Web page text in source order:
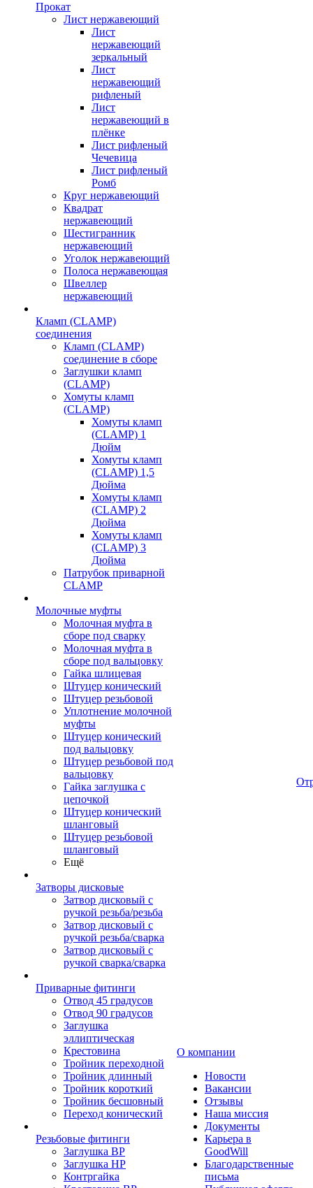
Прокат
Лист нержавеющий
Лист
нержавеющий
зеркальный
Лист
нержавеющий
рифленый
Лист
нержавеющий в
плёнке
Лист рифленый
Чечевица
Лист рифленый
Ромб
Круг нержавеющий
Квадрат
нержавеющий
Шестигранник
нержавеющий
Уголок нержавеющий
Полоса нержавеющая
Швеллер
нержавеющий
Кламп (CLAMP)
соединения
Кламп (CLAMP)
соединение в сборе
Заглушки кламп
(CLAMP)
Хомуты кламп
(CLAMP)
Хомуты кламп
(CLAMP) 1
Дюйм
Хомуты кламп
(CLAMP) 1,5
Дюйма
Хомуты кламп
(CLAMP) 2
Дюйма
Хомуты кламп
(CLAMP) 3
Дюйма
Патрубок приварной
CLAMP
Молочные муфты
Молочная муфта в
сборе под сварку
Молочная муфта в
сборе под вальцовку
Гайка шлицевая
Штуцер конический
Штуцер резьбовой
Уплотнение молочной
муфты
Штуцер конический
под вальцовку
Штуцер резьбовой под
вальцовку
Гайка заглушка с
цепочкой
Штуцер конический
шланговый
Штуцер резьбовой
шланговый
Ещё
Затворы дисковые
Затвор дисковый с
ручкой резьба/резьба
Затвор дисковый с
ручкой резьба/сварка
Затвор дисковый с
ручкой сварка/сварка
Приварные фитинги
Отвод 45 градусов
Отвод 90 градусов
Заглушка
эллиптическая
Крестовина
Тройник переходной
Тройник длинный
Тройник короткий
Тройник бесшовный
Переход конический
Резьбовые фитинги
Заглушка ВР
Заглушка НР
Контргайка
О компании
Новости
Вакансии
Отзывы
Наша миссия
Документы
Карьера в
GoodWill
Благодарственные
письма